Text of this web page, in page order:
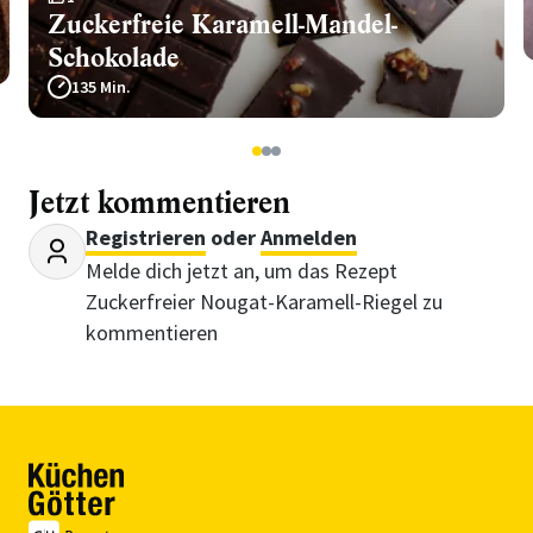
Zuckerfreie Karamell-Mandel-
Schokolade
135 Min.
123
Jetzt kommentieren
Registrieren oderAnmelden
Melde dich jetzt an, um das Rezept
Zuckerfreier Nougat-Karamell-Riegel zu
kommentieren